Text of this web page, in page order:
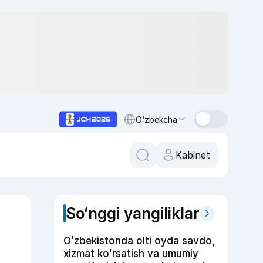
O‘zbekcha
Kabinet
So‘nggi yangiliklar
Oʻzbekistonda olti oyda savdo,
xizmat koʻrsatish va umumiy